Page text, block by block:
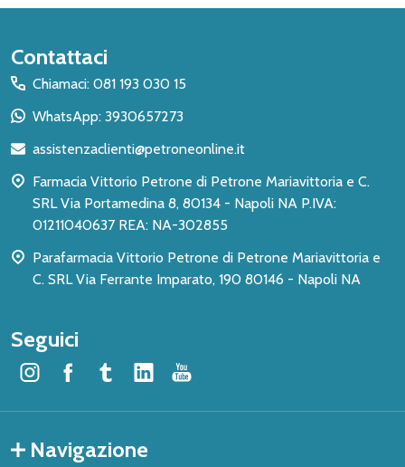
Inizio
del
piè
pagina
Contattaci
Chiamaci: 081 193 030 15
WhatsApp: 3930657273
assistenzaclienti@petroneonline.it
Farmacia Vittorio Petrone di Petrone Mariavittoria e C.
SRL Via Portamedina 8, 80134 - Napoli NA P.IVA:
01211040637 REA: NA-302855
Parafarmacia Vittorio Petrone di Petrone Mariavittoria e
C. SRL Via Ferrante Imparato, 190 80146 - Napoli NA
Seguici
Navigazione